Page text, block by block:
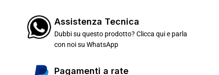
Assistenza Tecnica
Dubbi su questo prodotto? Clicca qui e parla
con noi su WhatsApp
Pagamenti a rate